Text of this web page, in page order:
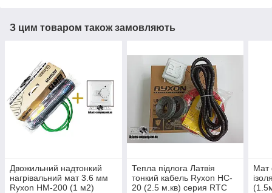
З цим товаром також замовляють
Двожильний надтонкий
нагрівальний мат 3.6 мм
Ryxon HM-200 (1 м2)
Тепла підлога Латвія
тонкий кабель Ryxon HC-
20 (2.5 м.кв) серия RTC
Мат